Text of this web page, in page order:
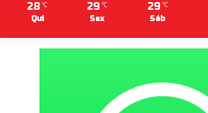
28 ℃
Qui
29 ℃
Sex
29 ℃
Sáb